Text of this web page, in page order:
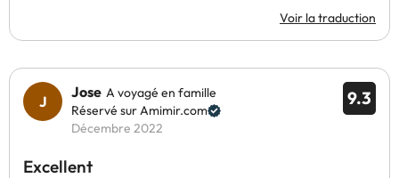
Voir la traduction
9.3
Jose A voyagé en famille
Réservé sur Amimir.com
Décembre 2022
Excellent